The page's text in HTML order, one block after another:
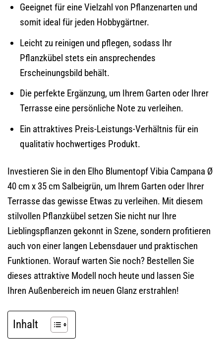
Geeignet für eine Vielzahl von Pflanzenarten und
somit ideal für jeden Hobbygärtner.
Leicht zu reinigen und pflegen, sodass Ihr
Pflanzkübel stets ein ansprechendes
Erscheinungsbild behält.
Die perfekte Ergänzung, um Ihrem Garten oder Ihrer
Terrasse eine persönliche Note zu verleihen.
Ein attraktives Preis-Leistungs-Verhältnis für ein
qualitativ hochwertiges Produkt.
Investieren Sie in den Elho Blumentopf Vibia Campana Ø
40 cm x 35 cm Salbeigrün, um Ihrem Garten oder Ihrer
Terrasse das gewisse Etwas zu verleihen. Mit diesem
stilvollen Pflanzkübel setzen Sie nicht nur Ihre
Lieblingspflanzen gekonnt in Szene, sondern profitieren
auch von einer langen Lebensdauer und praktischen
Funktionen. Worauf warten Sie noch? Bestellen Sie
dieses attraktive Modell noch heute und lassen Sie
Ihren Außenbereich im neuen Glanz erstrahlen!
Inhalt